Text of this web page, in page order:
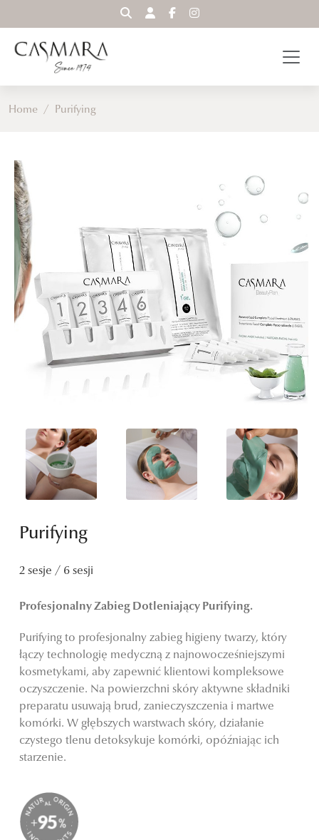
Home / Purifying
Purifying
2 sesje / 6 sesji
Profesjonalny Zabieg Dotleniający Purifying.
Purifying to profesjonalny zabieg higieny twarzy, który
łączy technologię medyczną z najnowocześniejszymi
kosmetykami, aby zapewnić klientowi kompleksowe
oczyszczenie. Na powierzchni skóry aktywne składniki
preparatu usuwają brud, zanieczyszczenia i martwe
komórki. W głębszych warstwach skóry, działanie
czystego tlenu detoksykuje komórki, opóźniając ich
starzenie.
WYSZUKAJ